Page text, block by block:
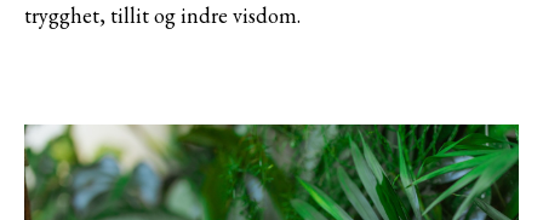
trygghet, tillit og indre visdom.